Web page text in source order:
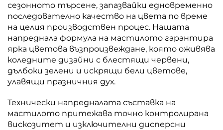
сезонното търсене, запазвайки едновременно
последователно качество на цвета по време
на целия производствен процес. Нашата
напреднала формула на мастилото гарантира
ярка цветова възпроизвеждане, която оживява
коледните дизайни с блестящи червени,
дълбоки зелени и искрящи бели цветове,
улавящи празничния дух.
Технически напредналата съставка на
мастилото притежава точно контролирана
вискозитет и изключителни дисперсни